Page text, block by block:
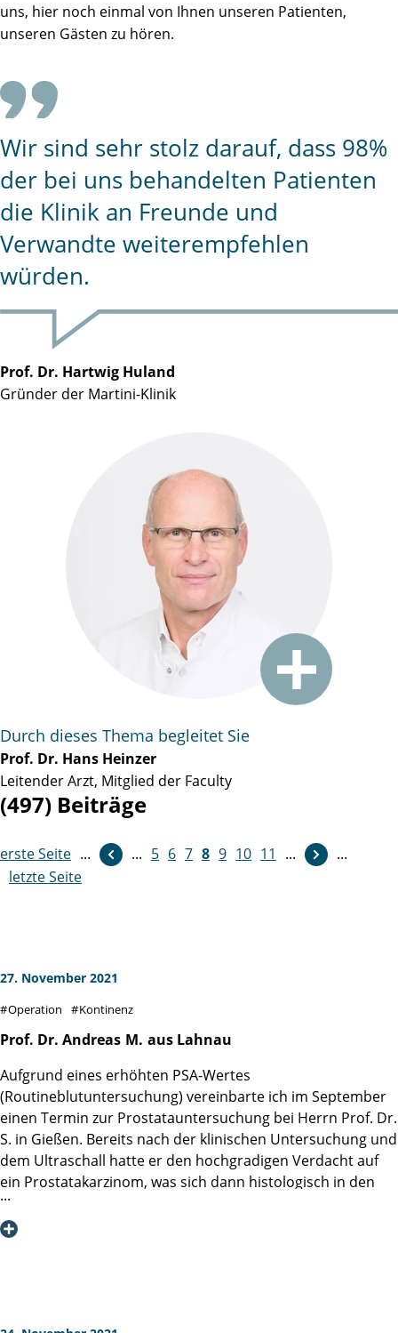
uns, hier noch einmal von Ihnen unseren Patienten,
unseren Gästen zu hören.
Wir sind sehr stolz darauf, dass 98%
der bei uns behandelten Patienten
die Klinik an Freunde und
Verwandte weiterempfehlen
würden.
Prof. Dr. Hartwig Huland
Gründer der Martini-Klinik
Durch dieses Thema begleitet Sie
Prof. Dr. Hans Heinzer
Leitender Arzt, Mitglied der Faculty
(497) Beiträge
erste Seite ... ... 5 6 7 8 9 10 11 ...
weiter
...
letzte Seite
27. November 2021
Operation Kontinenz
Prof. Dr. Andreas M. aus Lahnau
Aufgrund eines erhöhten PSA-Wertes
(Routineblutuntersuchung) vereinbarte ich im September
einen Termin zur Prostatauntersuchung bei Herrn Prof. Dr.
S. in Gießen. Bereits nach der klinischen Untersuchung und
dem Ultraschall hatte er den hochgradigen Verdacht auf
ein Prostatakarzinom, was sich dann histologisch in den
per Ultraschall kontrolliert entnommenen Stanzbiopsien
auch bestätigte. Aufgrund verschiedener Empfehlungen